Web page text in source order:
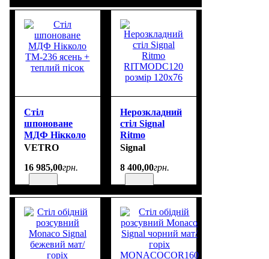
Стіл
шпоноване
МДФ Нікколо
TM-236 ясень +
VETRO
16 985,00грн.
Нерозкладний
стіл Signal
Ritmo
RITMODC120
Signal
8 400,00грн.